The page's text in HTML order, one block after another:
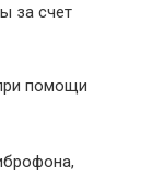
за счет
помощи